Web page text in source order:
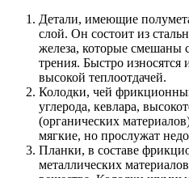
Детали, имеющие
слой. Он состоит из
железа, которые смешаны
трения. Быстро
высокой теплоотдачей.
Колодки, чей
углерода, кевлара,
(органических
мягкие, но прослужат
Планки, в составе
металлических